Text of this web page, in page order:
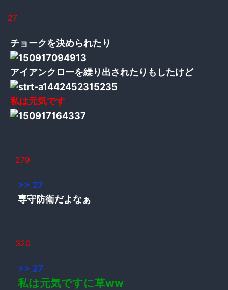
27
チョークを決められたり
アイアンクローを繰り出されたりもしたけど
私は元気です
279
>> 27
専守防衛だよなぁ
320
>> 27
私は元気ですに草ww